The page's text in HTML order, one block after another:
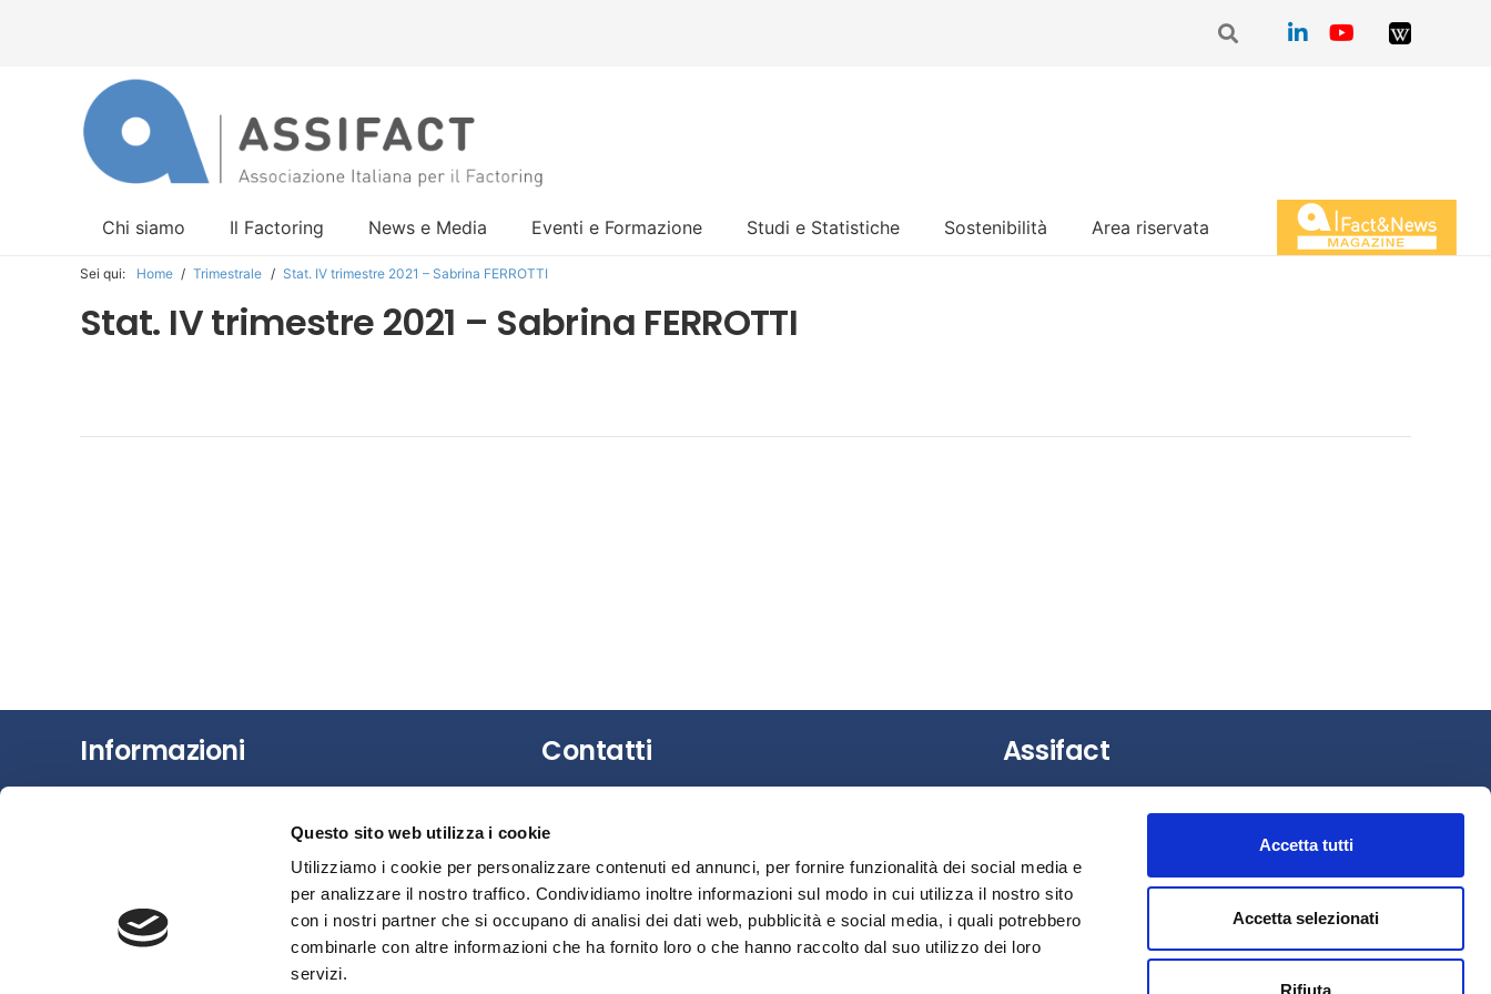
Questo sito web utilizza i cookie
Utilizziamo i cookie per personalizzare contenuti ed annunci, per fornire funzionalità dei social media e
per analizzare il nostro traffico. Condividiamo inoltre informazioni sul modo in cui utilizza il nostro sito
con i nostri partner che si occupano di analisi dei dati web, pubblicità e social media, i quali potrebbero
combinarle con altre informazioni che ha fornito loro o che hanno raccolto dal suo utilizzo dei loro
servizi.
Accetta tutti
Accetta selezionati
Rifiuta
Chi siamo Il Factoring News e Media Eventi e Formazione Studi e Statistiche Sostenibilità Area riservata Magazine Fact&News
Sei qui: Home / Trimestrale / Stat. IV trimestre 2021 – Sabrina FERROTTI
Stat. IV trimestre 2021 – Sabrina FERROTTI
Informazioni
Studi e Statistiche
Contatti
pubblico.
È possibile richiedere un appuntamento
contattando la Segreteria.
Privacy
Assifact
Largo Augusto, 3 –20122 Milano (MI)
Fax: +39 0276020159
Mail:assifact@assifact.it